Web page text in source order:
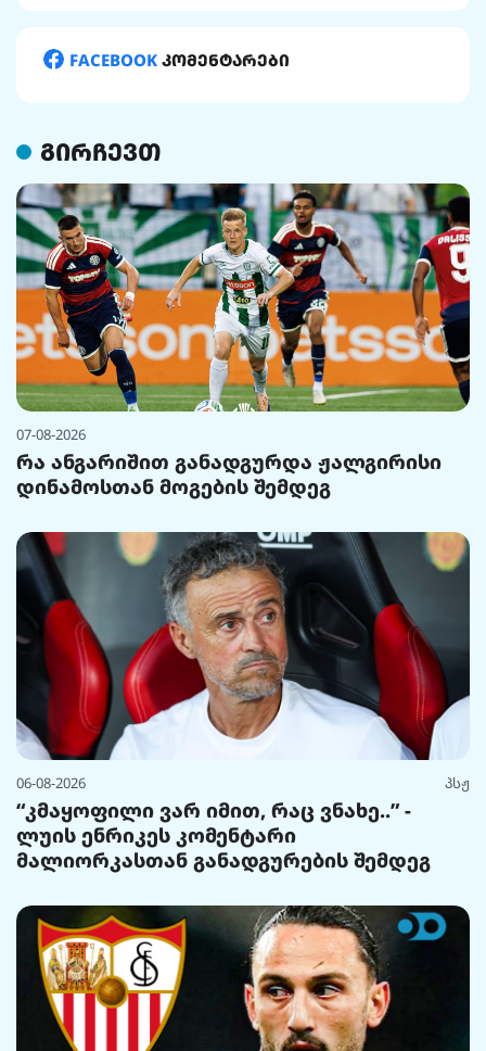
FACEBOOK კომენტარები
გირჩევთ
07-08-2026
რა ანგარიშით განადგურდა ჟალგირისი
დინამოსთან მოგების შემდეგ
06-08-2026 პსჟ
“კმაყოფილი ვარ იმით, რაც ვნახე..” -
ლუის ენრიკეს კომენტარი
მალიორკასთან განადგურების შემდეგ